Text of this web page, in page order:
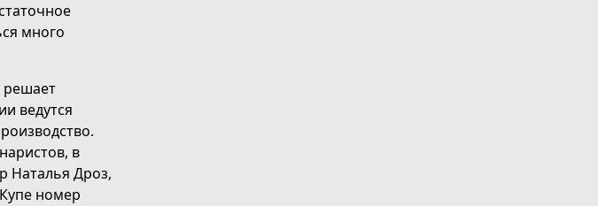
много
решает
ведутся
в
Наталья Дроз,
номер